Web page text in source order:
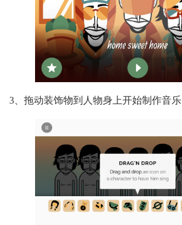
3、拖动装饰物到人物身上开始制作音乐